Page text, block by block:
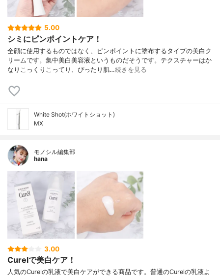
5.00
シミにピンポイントケア！
全顔に使用するものではなく、ピンポイントに塗布するタイプの美白ク
リームです。集中美白美容液というものだそうです。テクスチャーはか
なりこっくりこってり、ぴったり肌…続きを見る
White Shot(ホワイトショット)
MX
モノシル編集部
hana
3.00
Curelで美白ケア！
人気のCurelの乳液で美白ケアができる商品です。普通のCurelの乳液よ